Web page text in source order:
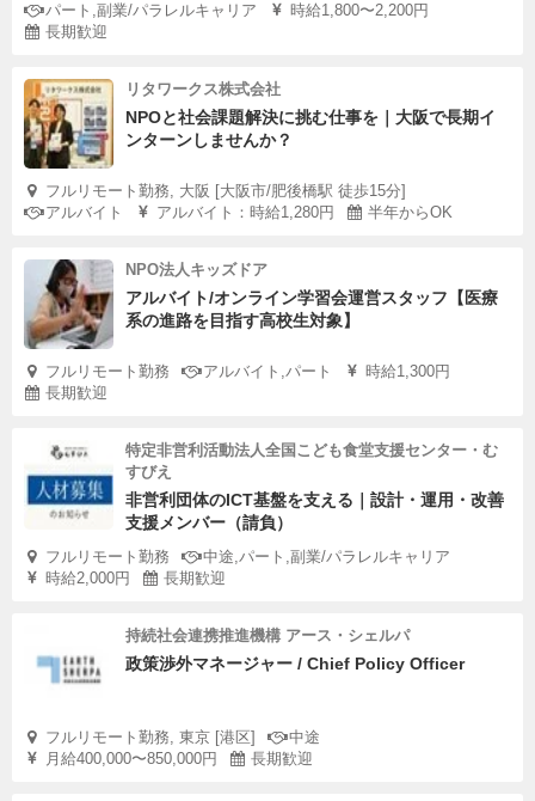
パート,副業/パラレルキャリア
時給1,800〜2,200円
長期歓迎
リタワークス株式会社
NPOと社会課題解決に挑む仕事を｜大阪で長期イ
ンターンしませんか？
フルリモート勤務, 大阪 [大阪市/肥後橋駅 徒歩15分]
アルバイト
アルバイト：時給1,280円 半年からOK
NPO法人キッズドア
アルバイト/オンライン学習会運営スタッフ【医療
系の進路を目指す高校生対象】
フルリモート勤務 アルバイト,パート
時給1,300円
長期歓迎
特定非営利活動法人全国こども食堂支援センター・む
すびえ
非営利団体のICT基盤を支える｜設計・運用・改善
支援メンバー（請負）
フルリモート勤務
中途,パート,副業/パラレルキャリア
時給2,000円
長期歓迎
持続社会連携推進機構 アース・シェルパ
政策渉外マネージャー / Chief Policy Officer
フルリモート勤務, 東京 [港区]
中途
月給400,000〜850,000円
長期歓迎